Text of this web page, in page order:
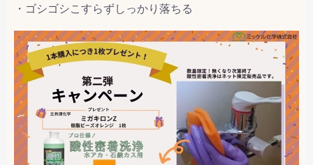
・ゴシゴシこすらずしっかり落ちる